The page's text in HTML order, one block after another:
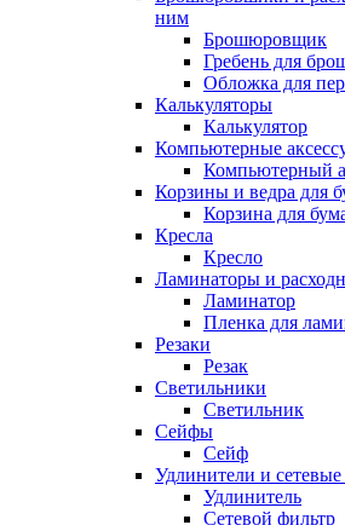
ним
Брошюровщик
Гребень для
Обложка для
Калькуляторы
Калькулятор
Компьютерные
Компьютерный
Корзины и ведра для
Корзина для
Кресла
Кресло
Ламинаторы и
Ламинатор
Пленка для
Резаки
Резак
Светильники
Светильник
Сейфы
Сейф
Удлинители и
Удлинитель
Сетевой фильтр